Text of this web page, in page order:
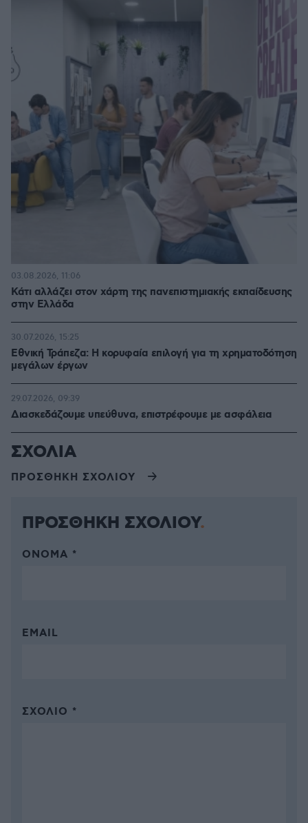
Κάτι αλλάζει στον χάρτη της πανεπιστημιακής εκπαίδευσης
στην Ελλάδα
03.08.2026, 11:06
Εθνική Τράπεζα: Η κορυφαία επιλογή για τη χρηματοδότηση
μεγάλων έργων
30.07.2026, 15:25
Διασκεδάζουμε υπεύθυνα, επιστρέφουμε με ασφάλεια
29.07.2026, 09:39
ΣΧΟΛΙΑ
ΠΡΟΣΘΗΚΗ ΣΧΟΛΙΟΥ
ΠΡΟΣΘΗΚΗ ΣΧΟΛΙΟΥ
ΌΝΟΜΑ *
EMAIL
ΣΧΌΛΙΟ *